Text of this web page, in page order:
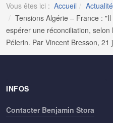
Vous êtes ici : Accueil
Tensions Algérie – France :
espérer une réconciliation,
Pélerin. Par Vincent Bresson, 21
INFOS
Contacter Benjamin Stora